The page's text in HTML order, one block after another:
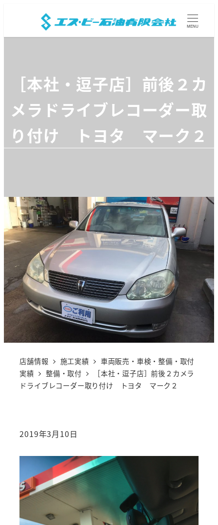
MENU
［本社・逗子店］前後２カ
メラドライブレコーダー取
り付け トヨタ マーク２
店舗情報 施工実績
車両販売・車検・整備・取付
実績
整備・取付
［本社・逗子店］前後２カメラ
ドライブレコーダー取り付け トヨタ マーク２
2019年3月10日